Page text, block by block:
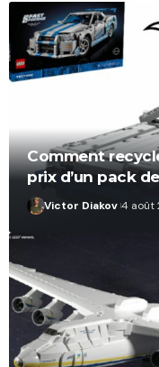
Comment
prix d’un pack
Victor Diakov 4 août